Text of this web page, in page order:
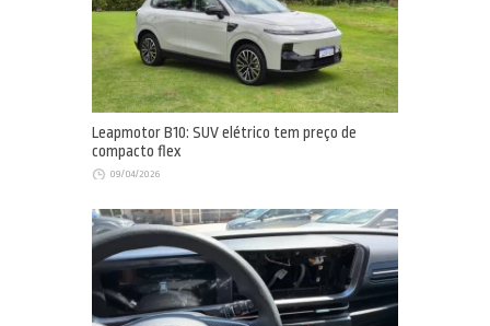
Leapmotor B10: SUV elétrico tem preço de
compacto flex
09/04/2026